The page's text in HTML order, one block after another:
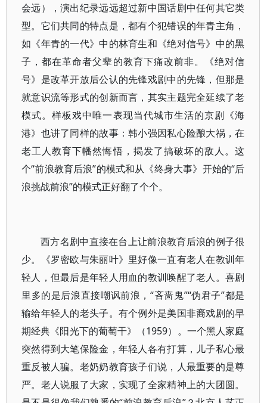
会远），演出纪录远远超过新中国话剧中任何其它类
型。它们共同的特点是，都有个犯错误的年青主角，
如《年青的一代》中的林育生和《绝对信号》中的黑
子，都在革命者父辈的教育下痛改前非。《绝对信
号》是改革开放后公认的先锋戏剧中的先锋，但那是
就意识流等形式的创新而言，其实主题完全延续了老
模式。样板戏中唯一表现当代城市生活的京剧《海
港》也讲了同样的故事：韩小强因私心险酿大祸，在
老工人教育下幡然悔悟，揭发了搞破坏的敌人。这
个“前浪教育后浪”的模式和从《终身大事》开始的“后
浪挑战前浪”的模式正好翻了个个。
西方名剧中直接在台上让前浪教育后浪的例子很
少。《罗密欧与朱丽叶》里好像一直有老人在教训年
轻人，但最后是年轻人用血的教训唤醒了老人。喜剧
里多的是后浪直接嘲讽前浪，“吝啬鬼”“伪君子”都是
输给年轻人的老头子。有个例外是美国非裔戏剧的早
期经典《阳光下的葡萄干》（1959）。一个黑人家庭
突然得到大笔保险金，年轻人各有打算，儿子私心最
重反被人骗。老奶奶教育孩子们说，人最重要的是尊
严。老人说服了大家，实现了全家精神上的大团圆。